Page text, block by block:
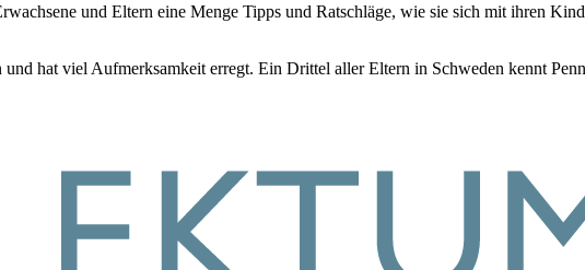
und Eltern eine Menge Tipps und Ratschläge, wie sie sich mit ihren
hat viel Aufmerksamkeit erregt. Ein Drittel aller Eltern in Schweden kennt